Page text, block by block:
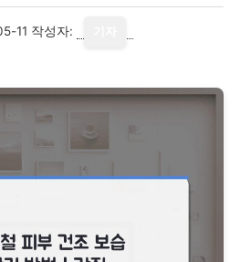
11 작성자: